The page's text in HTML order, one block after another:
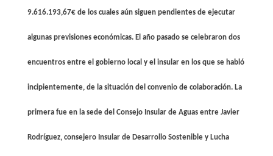
9.616.193,67€ de los cuales aún siguen pendientes de ejecutar
algunas previsiones económicas. El año pasado se celebraron dos
encuentros entre el gobierno local y el insular en los que se habló
incipientemente, de la situación del convenio de colaboración. La
primera fue en la sede del Consejo Insular de Aguas entre Javier
Rodríguez, consejero Insular de Desarrollo Sostenible y Lucha